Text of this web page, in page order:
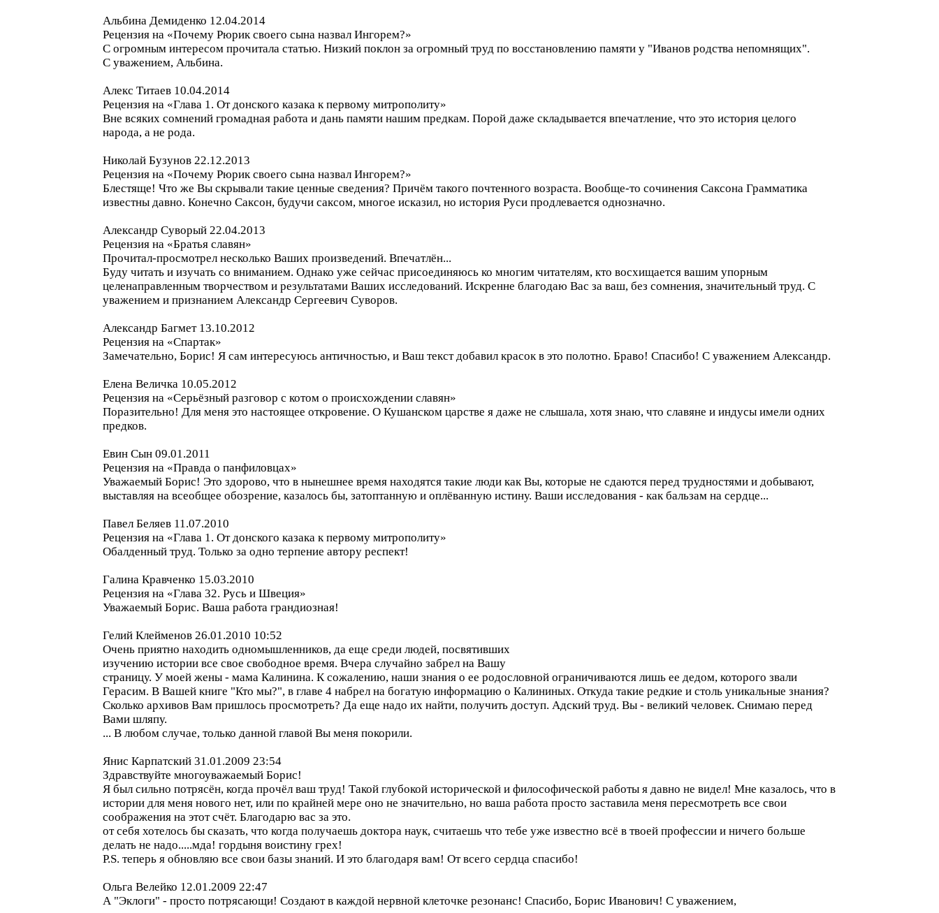
Альбина Демиденко 12.04.2014
Рецензия на «Почему Рюрик своего сына назвал Ингорем?»
С огромным интересом прочитала статью. Низкий поклон за огромный труд по восстановлению памяти у "Иванов родства непомнящих".
С уважением, Альбина.
Алекс Титаев 10.04.2014
Рецензия на «Глава 1. От донского казака к первому митрополиту»
Вне всяких сомнений громадная работа и дань памяти нашим предкам. Порой даже складывается впечатление, что это история целого
народа, а не рода.
Николай Бузунов 22.12.2013
Рецензия на «Почему Рюрик своего сына назвал Ингорем?»
Блестяще! Что же Вы скрывали такие ценные сведения? Причём такого почтенного возраста. Вообще-то сочинения Саксона Грамматика
известны давно. Конечно Саксон, будучи саксом, многое исказил, но история Руси продлевается однозначно.
Александр Суворый 22.04.2013
Рецензия на «Братья славян»
Прочитал-просмотрел несколько Ваших произведений. Впечатлён...
Буду читать и изучать со вниманием. Однако уже сейчас присоединяюсь ко многим читателям, кто восхищается вашим упорным
целенаправленным творчеством и результатами Ваших исследований. Искренне благодаю Вас за ваш, без сомнения, значительный труд. С
уважением и признанием Александр Сергеевич Суворов.
Александр Багмет 13.10.2012
Рецензия на «Спартак»
Замечательно, Борис! Я сам интересуюсь античностью, и Ваш текст добавил красок в это полотно. Браво! Спасибо! С уважением Александр.
Елена Величка 10.05.2012
Рецензия на «Серьёзный разговор с котом о происхождении славян»
Поразительно! Для меня это настоящее откровение. О Кушанском царстве я даже не слышала, хотя знаю, что славяне и индусы имели одних
предков.
Евин Сын 09.01.2011
Рецензия на «Правда о панфиловцах»
Уважаемый Борис! Это здорово, что в нынешнее время находятся такие люди как Вы, которые не сдаются перед трудностями и добывают,
выставляя на всеобщее обозрение, казалось бы, затоптанную и оплёванную истину. Ваши исследования - как бальзам на сердце...
Павел Беляев 11.07.2010
Рецензия на «Глава 1. От донского казака к первому митрополиту»
Обалденный труд. Только за одно терпение автору респект!
Галина Кравченко 15.03.2010
Рецензия на «Глава 32. Русь и Швеция»
Уважаемый Борис. Ваша работа грандиозная!
Гелий Клейменов 26.01.2010 10:52
Очень приятно находить одномышленников, да еще среди людей, посвятивших
изучению истории все свое свободное время. Вчера случайно забрел на Вашу
страницу. У моей жены - мама Калинина. К сожалению, наши знания о ее родословной ограничиваются лишь ее дедом, которого звали
Герасим. В Вашей книге "Кто мы?", в главе 4 набрел на богатую информацию о Калининых. Откуда такие редкие и столь уникальные знания?
Сколько архивов Вам пришлось просмотреть? Да еще надо их найти, получить доступ. Адский труд. Вы - великий человек. Снимаю перед
Вами шляпу.
... В любом случае, только данной главой Вы меня покорили.
Янис Карпатский 31.01.2009 23:54
Здравствуйте многоуважаемый Борис!
Я был сильно потрясён, когда прочёл ваш труд! Такой глубокой исторической и философической работы я давно не видел! Мне казалось, что в
истории для меня нового нет, или по крайней мере оно не значительно, но ваша работа просто заставила меня пересмотреть все свои
соображения на этот счёт. Благодарю вас за это.
от себя хотелось бы сказать, что когда получаешь доктора наук, считаешь что тебе уже известно всё в твоей профессии и ничего больше
делать не надо.....мда! гордыня воистину грех!
P.S. теперь я обновляю все свои базы знаний. И это благодаря вам! От всего сердца спасибо!
Ольга Велейко 12.01.2009 22:47
А "Эклоги" - просто потрясающи! Создают в каждой нервной клеточке резонанс! Спасибо, Борис Иванович! С уважением,